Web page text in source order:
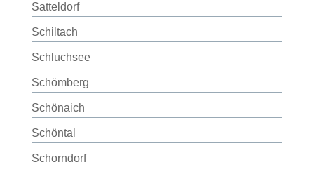
Satteldorf
Schiltach
Schluchsee
Schömberg
Schönaich
Schöntal
Schorndorf